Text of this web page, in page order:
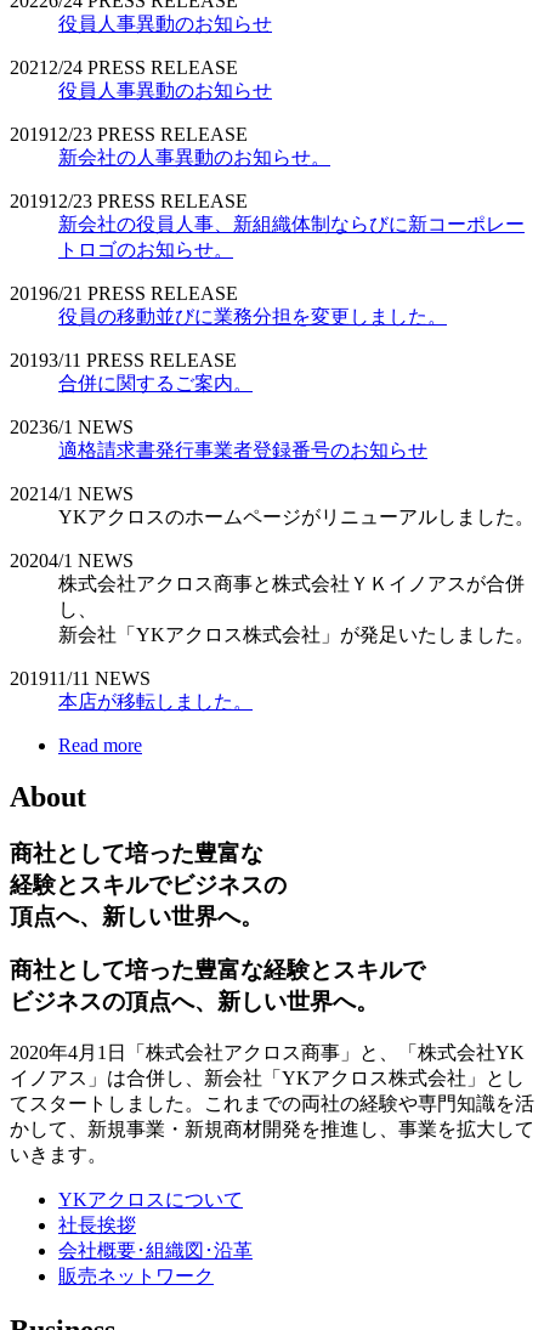
役員人事異動のお知らせ
2021 2/24 PRESS RELEASE
役員人事異動のお知らせ
201912/23 PRESS RELEASE
新会社の人事異動のお知らせ。
201912/23 PRESS RELEASE
新会社の役員人事、新組織体制ならびに新コーポレー
トロゴのお知らせ。
20196/21 PRESS RELEASE
役員の移動並びに業務分担を変更しました。
20193/11 PRESS RELEASE
合併に関するご案内。
20236/1 NEWS
適格請求書発行事業者登録番号のお知らせ
20214/1 NEWS
YKアクロスのホームページがリニューアルしました。
20204/1 NEWS
株式会社アクロス商事と株式会社ＹＫイノアスが合併
し、
新会社「YKアクロス株式会社」が発足いたしました。
201911/11 NEWS
本店が移転しました。
Read more
About
商社として培った豊富な
経験とスキルでビジネスの
頂点へ、新しい世界へ。
商社として培った豊富な経験とスキルで
ビジネスの頂点へ、新しい世界へ。
2020年4月1日「株式会社アクロス商事」と、「株式会社YK
イノアス」は合併し、新会社「YKアクロス株式会社」とし
てスタートしました。これまでの両社の経験や専門知識を活
かして、新規事業・新規商材開発を推進し、事業を拡大して
いきます。
YKアクロスについて
社長挨拶
会社概要･組織図･沿革
販売ネットワーク